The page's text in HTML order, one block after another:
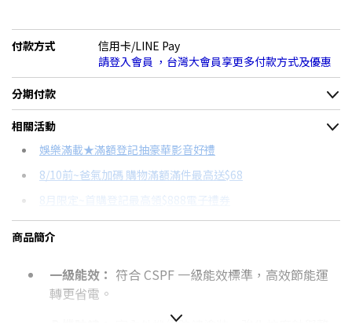
付款方式
信用卡/LINE Pay
請登入會員 ，台灣大會員享更多付款方式及優惠
分期付款
＊實際可分期數、適用利率，請以購物車顯示為主
信用卡分期
分期數
12期
每期金額
$2,853
配合銀行/業者
18家銀行/業者
相關活動
娛樂滿載★滿額登記抽豪華影音好禮
8/10前~爸氣加碼 購物滿額滿件最高送$68
8月限定~首購登記最高領$888電子禮券
台灣大哥大Open Possible聯名卡滿額最高回饋25%
電視降到底破盤
熱銷冷氣機推薦→點我看達人教你買
冷氣挑選教學→點我看達人教你買
商品簡介
一級能效： 符合 CSPF 一級能效標準，高效節能運
轉更省電。
室內外機經防鏽塗裝，強化抗腐蝕與整